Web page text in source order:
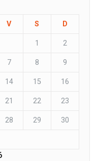
V S D
1 2
7 8 9
14 15 16
21 22 23
28 29 30